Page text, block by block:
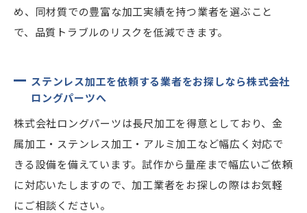
め、同材質での豊富な加工実績を持つ業者を選ぶこと
で、品質トラブルのリスクを低減できます。
ステンレス加工を依頼する業者をお探しなら株式会社
ロングパーツへ
株式会社ロングパーツは長尺加工を得意としており、金
属加工・ステンレス加工・アルミ加工など幅広く対応で
きる設備を備えています。試作から量産まで幅広いご依頼
に対応いたしますので、加工業者をお探しの際はお気軽
にご相談ください。